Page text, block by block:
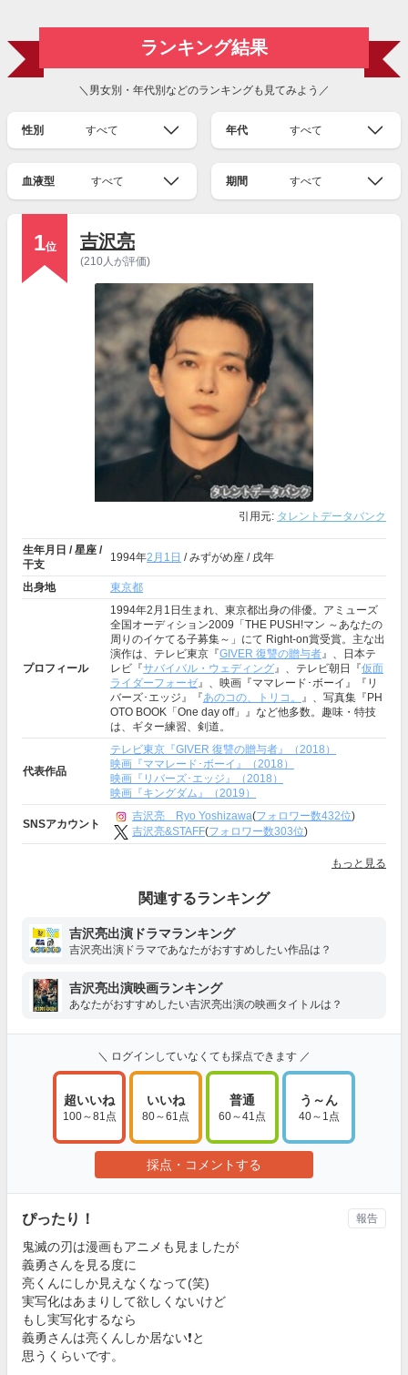
ランキング結果
＼男女別・年代別などのランキングも見てみよう／
性別 すべて 年代 すべて
血液型 すべて 期間 すべて
1位 吉沢亮
(210人が評価)
引用元: タレントデータバンク
生年月日 / 星座 /
干支
1994年2月1日 / みずがめ座 / 戌年
出身地 東京都
プロフィール
1994年2月1日生まれ、東京都出身の俳優。アミューズ
全国オーディション2009「THE PUSH!マン ～あなたの
周りのイケてる子募集～」にて Right-on賞受賞。主な出
演作は、テレビ東京『GIVER 復讐の贈与者』、日本テ
レビ『サバイバル・ウェディング』、テレビ朝日『仮面
ライダーフォーゼ』、映画『ママレード･ボーイ』『リ
バーズ･エッジ』『あのコの、トリコ。 』、写真集『PH
OTO BOOK「One day off」』など他多数。趣味・特技
は、ギター練習、剣道。
代表作品
テレビ東京『GIVER 復讐の贈与者』（2018）
映画『ママレード･ボーイ』（2018）
映画『リバーズ･エッジ』（2018）
映画『キングダム』（2019）
SNSアカウント
吉沢亮 Ryo Yoshizawa(フォロワー数432位)
吉沢亮&STAFF(フォロワー数303位)
もっと見る
関連するランキング
吉沢亮出演ドラマランキング
吉沢亮出演ドラマであなたがおすすめしたい作品は？
吉沢亮出演映画ランキング
あなたがおすすめしたい吉沢亮出演の映画タイトルは？
＼ ログインしていなくても採点できます ／
超いいね
100～81点
いいね
80～61点
普通
60～41点
う～ん
40～1点
採点・コメントする
ぴったり！
鬼滅の刃は漫画もアニメも見ましたが
義勇さんを見る度に
亮くんにしか見えなくなって(笑)
実写化はあまりして欲しくないけど
もし実写化するなら
義勇さんは亮くんしか居ない❗と
思うくらいです。
報告